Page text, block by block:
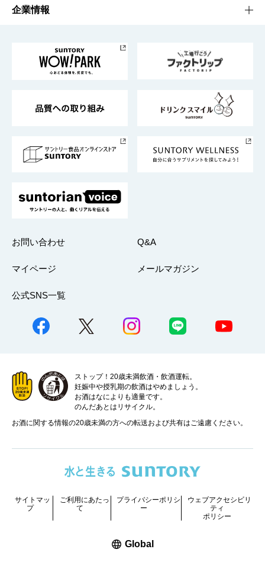
栄養成分一覧
工場見学
地域情報
サントリーホール
サントリーサンバーズ大阪
サステナビリティTOP
サントリーが考えるサステナビリティ経営
企業情報
企業概要
採用情報
お問い合わせ Q&A
マイページ メールマガジン
公式SNS一覧
ストップ！20歳未満飲酒・飲酒運転。
妊娠中や授乳期の飲酒はやめましょう。
お酒はなによりも適量です。
のんだあとはリサイクル。
お酒に関する情報の20歳未満の方への転送および共有はご遠慮ください。
サイトマッ
プ
ご利用にあたっ
て
プライバシーポリシ
ー
ウェブアクセシビリ
ティ
ポリシー
Global新しいウィンドウで開く